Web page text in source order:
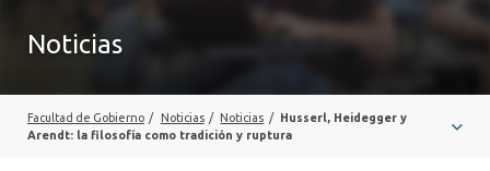
EXTENSIÓN
Noticias
Facultad de Gobierno / Noticias / Noticias /
Husserl, Heidegger y
Arendt: la filosofía como tradición y ruptura